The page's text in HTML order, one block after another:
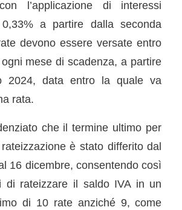
l’applicazione di interessi
a partire dalla seconda
devono essere versate entro
mese di scadenza, a partire
2024, data entro la quale va
rata.
che il termine ultimo per
è stato differito dal
16 dicembre, consentendo così
di rateizzare il saldo IVA in un
di 10 rate anziché 9, come